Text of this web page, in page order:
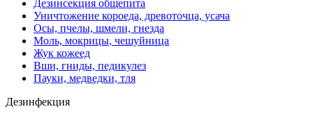
Дезинсекция общепита
Уничтожение короеда, древоточца, усача
Осы, пчелы, шмели, гнезда
Моль, мокрицы, чешуйница
Жук кожеед
Вши, гниды, педикулез
Пауки, медведки, тля
Дезинфекция